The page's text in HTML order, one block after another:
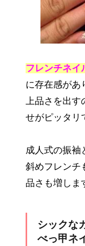
フレンチネイ
に存在感があ
上品さを出す
せがピッタリ
成人式の振袖
斜めフレンチ
品さも増しま
シックな
べっ甲ネ